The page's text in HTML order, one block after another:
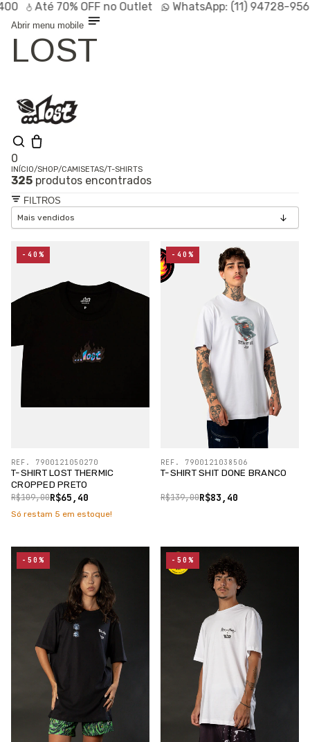
Até70% OFFno Outlet WhatsApp:(11) 94728-9569
Abrir menu mobile
LOST
0
Olá, visitante
Entrar /
Cadastrar
Shop
Linhas
Especiais
INÍCIO/SHOP/CAMISETAS/T-SHIRTS
325 produtos encontrados
FILTROS
T-SHIRT LOST THERMIC
CROPPED PRETO
R$65,40
R$109,00
REF. 7900121050270
-40%
Só restam 5 em estoque!
T-SHIRT SHIT DONE BRANCO
R$83,40
R$139,00
REF. 7900121038506
-40%
-50% -50%